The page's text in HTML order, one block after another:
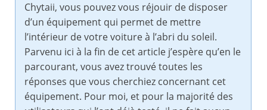
Chytaii, vous pouvez vous réjouir de disposer
d’un équipement qui permet de mettre
l’intérieur de votre voiture à l’abri du soleil.
Parvenu ici à la fin de cet article j’espère qu’en le
parcourant, vous avez trouvé toutes les
réponses que vous cherchiez concernant cet
équipement. Pour moi, et pour la majorité des